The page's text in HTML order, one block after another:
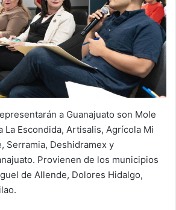
a Guanajuato son Mole
La Escondida, Artisalis, Agrícola Mi
Serramia, Deshidramex y
Provienen de los municipios
de Allende, Dolores Hidalgo,